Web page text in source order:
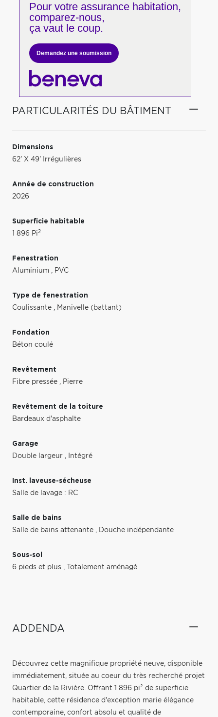
Pour votreassurance habitation,
comparez-nous,
ça vaut le coup.
Demandez une soumission
PARTICULARITÉS DU BÂTIMENT
Dimensions
62' X 49' Irrégulières
Année de construction
2026
Superficie habitable
1 896 Pi2
Fenestration
Aluminium , PVC
Type de fenestration
Coulissante , Manivelle (battant)
Fondation
Béton coulé
Revêtement
Fibre pressée , Pierre
Revêtement de la toiture
Bardeaux d'asphalte
Garage
Double largeur , Intégré
Inst. laveuse-sécheuse
Salle de lavage : RC
Salle de bains
Salle de bains attenante , Douche indépendante
Sous-sol
6 pieds et plus , Totalement aménagé
ADDENDA
Découvrez cette magnifique propriété neuve, disponible
immédiatement, située au coeur du très recherché projet
Quartier de la Rivière. Offrant 1 896 pi² de superficie
habitable, cette résidence d'exception marie élégance
contemporaine, confort absolu et qualité de